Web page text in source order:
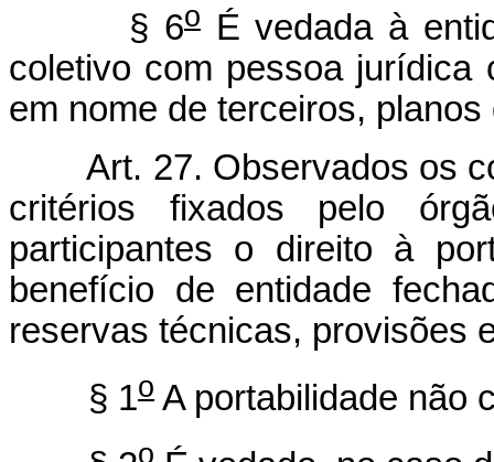
§ 6o É vedada à
coletivo com pessoa jurídica
em nome de terceiros,
Art. 27. Observados os
critérios fixados pelo
participantes o direito à
benefício de entidade
reservas técnicas, provisões
§ 1o A portabilidade não
o